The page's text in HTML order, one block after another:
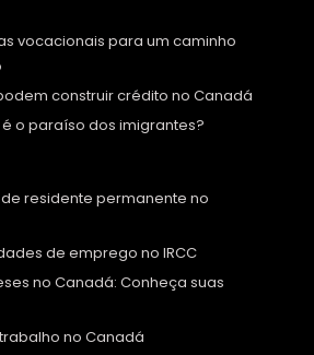
vocacionais para um caminho
construir crédito no Canadá
o paraíso dos imigrantes?
residente permanente no
de emprego no IRCC
no Canadá: Conheça suas
no Canadá